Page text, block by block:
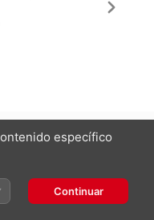
y privacidad
específico
Continuar